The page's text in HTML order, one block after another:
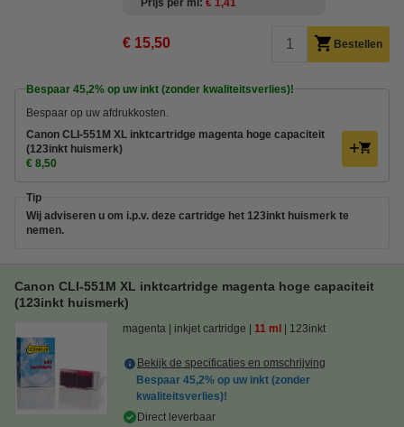
Prijs per ml
€ 1,41
€ 15,50 Bestellen
Bespaar 45,2% op uw inkt (zonder kwaliteitsverlies)!
Bespaar op uw afdrukkosten.
Canon CLI-551M XL inktcartridge magenta hoge capaciteit
(123inkt huismerk)
€ 8,50
Tip
Wij adviseren u om i.p.v. deze cartridge het 123inkt huismerk te
nemen.
Canon CLI-551M XL inktcartridge magenta hoge capaciteit
(123inkt huismerk)
magenta inkjet cartridge 11 ml 123inkt
Bekijk de specificaties en omschrijving
Bespaar 45,2% op uw inkt (zonder
kwaliteitsverlies)!
Direct leverbaar